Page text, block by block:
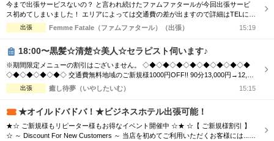
今まで出張サービスないの？ と言われ続けたファムファタールが今回出張サービ
ス初めてしまいました！ エリアによっては交通費の差が出ますので詳細はTELにて
お伝えさせて頂きます。 90分コース16000円 120分コース22000円 でのご案内☆
是非この機会に一度お電話お待ちしております
出張 Femme Fatale（ファムファタール）（出張） 15:19
18:00〜黒髪☆清楚☆美人☆セラピスト伺います♪
※期間限定メニューの割引はございません。 ◇◆◇◆◇◆◇◆◇◆◇◆◇◆◇◆
◇◆◇◆◇◆◇◆◇ 交通費無料地域のご新規様1000円OFF!! 90分13,000円→12,00
0円 120分16,000円→15,000円 150分20,000円→19,000円 ※指名料別途 ◇◆◇◆◇
◆◇◆◇◆◇◆◇◆◇◆◇◆◇◆◇◆◇◆◇ 市内の交通費を頂く地域のご新規様1
出張 癒し待夢（いやしたいむ） 15:15
★オイルドバドバ！★ビジネスホテル出張可能！
★☆ ご新規様もリピーター様もお得なイベント開催中 ☆★ ☆【 ご新規様割引 】
☆ ～ Discount For New Customers ～ 当店を初めてご利用いただくお客様には...